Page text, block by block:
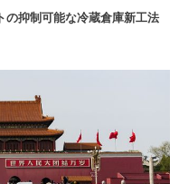
の抑制可能な冷蔵倉庫新工法